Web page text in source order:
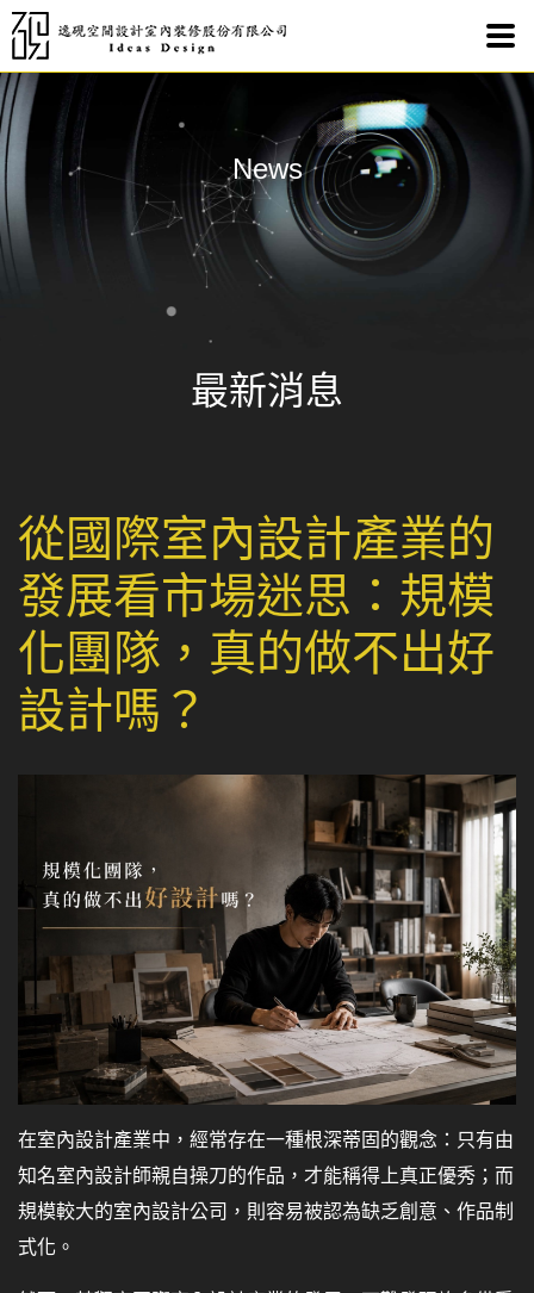
News
最新消息
從國際室內設計產業的
發展看市場迷思：規模
化團隊，真的做不出好
設計嗎？
在室內設計產業中，經常存在一種根深蒂固的觀念：只有由
知名室內設計師親自操刀的作品，才能稱得上真正優秀；而
規模較大的室內設計公司，則容易被認為缺乏創意、作品制
式化。
從